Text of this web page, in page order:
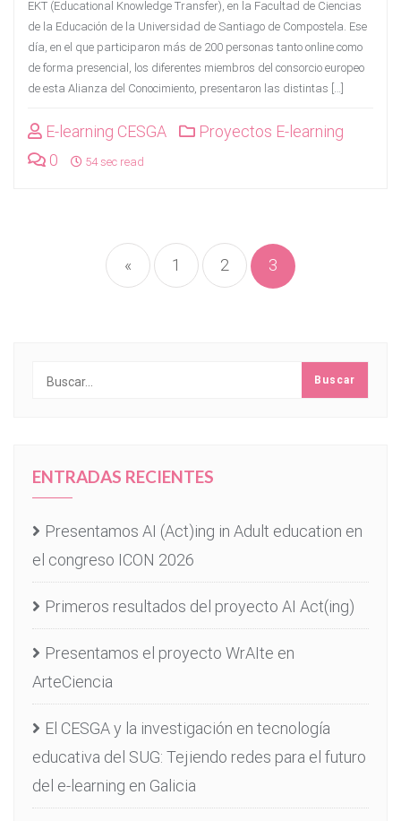
EKT (Educational Knowledge Transfer), en la Facultad de Ciencias
de la Educación de la Universidad de Santiago de Compostela. Ese
día, en el que participaron más de 200 personas tanto online como
de forma presencial, los diferentes miembros del consorcio europeo
de esta Alianza del Conocimiento, presentaron las distintas […]
E-learning CESGA
Proyectos E-learning
0
54 sec read
de
entradas
« 1 2 3
ENTRADAS RECIENTES
Presentamos AI (Act)ing in Adult education en
el congreso ICON 2026
Primeros resultados del proyecto AI Act(ing)
Presentamos el proyecto WrAIte en
ArteCiencia
El CESGA y la investigación en tecnología
educativa del SUG: Tejiendo redes para el futuro
del e-learning en Galicia